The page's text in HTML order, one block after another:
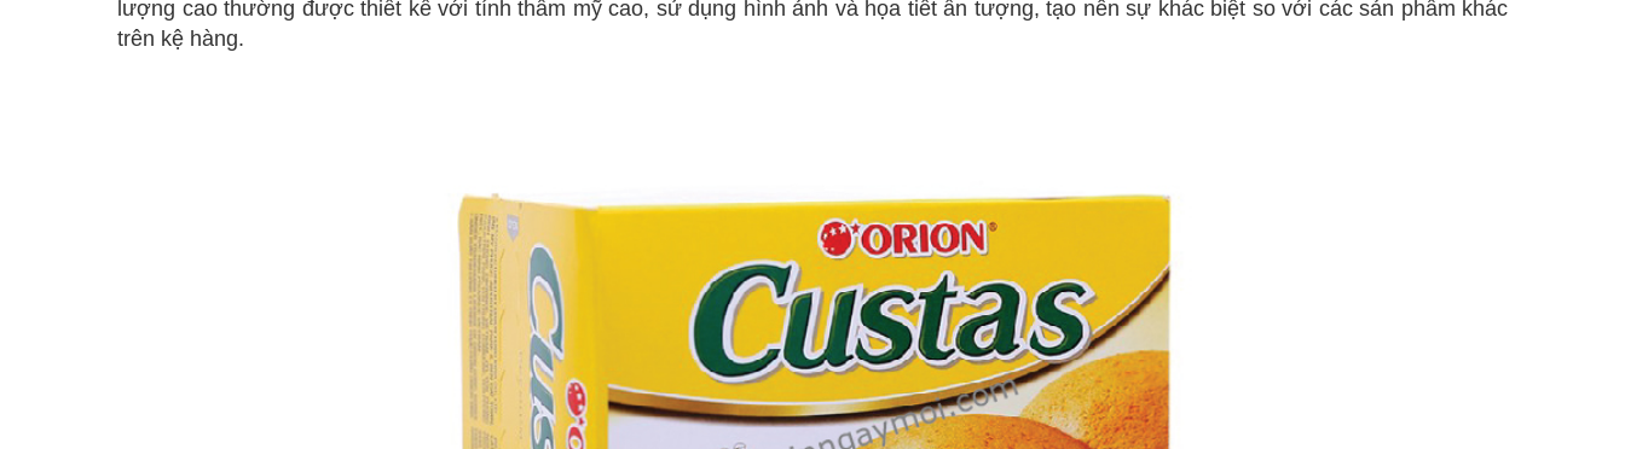
lượng cao thường được thiết kế với tính thẩm mỹ cao, sử dụng hình ảnh và họa tiết ấn tượng, tạo nên sự khác biệt so với các sản phẩm khác
trên kệ hàng.